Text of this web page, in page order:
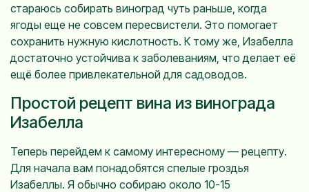
стараюсь собирать виноград чуть раньше, когда
ягоды еще не совсем пересвистели. Это помогает
сохранить нужную кислотность. К тому же, Изабелла
достаточно устойчива к заболеваниям, что делает её
ещё более привлекательной для садоводов.
Простой рецепт вина из винограда
Изабелла
Теперь перейдем к самому интересному — рецепту.
Для начала вам понадобятся спелые гроздья
Изабеллы. Я обычно собираю около 10-15